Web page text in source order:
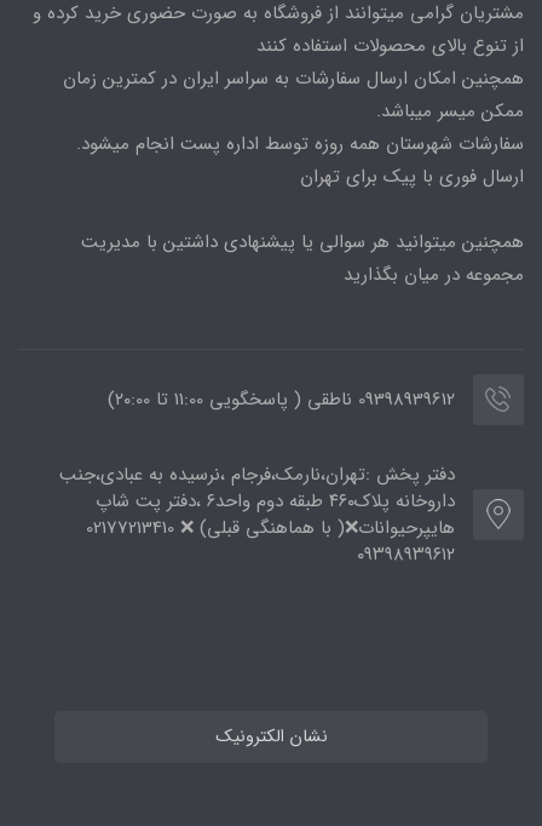
مشتریان گرامی میتوانند از فروشگاه به صورت حضوری خرید کرده و
از تنوع بالای محصولات استفاده کنند
همچنین امکان ارسال سفارشات به سراسر ایران در کمترین زمان
ممکن میسر میباشد.
سفارشات شهرستان همه روزه توسط اداره پست انجام میشود.
ارسال فوری با پیک برای تهران
همچنین میتوانید هر سوالی یا پیشنهادی داشتین با مدیریت
مجموعه در میان بگذارید
09398939612 ناطقی ( پاسخگویی 11:00 تا ۲۰:00)
دفتر پخش :تهران،نارمک،فرجام ،نرسیده به عبادی،جنب
داروخانه پلاک۴۶۰ طبقه دوم واحد۶ ،دفتر پت شاپ
هایپرحیوانات❌( با هماهنگی قبلی) ❌ 02177213410
۰۹۳۹۸۹۳۹۶۱۲
نشان الکترونیک